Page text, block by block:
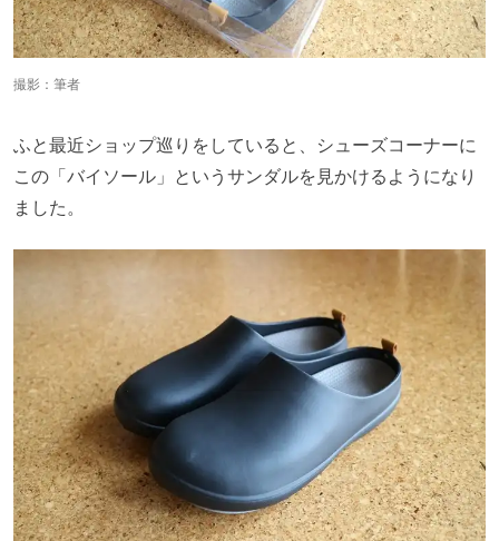
撮影：筆者
ふと最近ショップ巡りをしていると、シューズコーナーに
この「バイソール」というサンダルを見かけるようになり
ました。